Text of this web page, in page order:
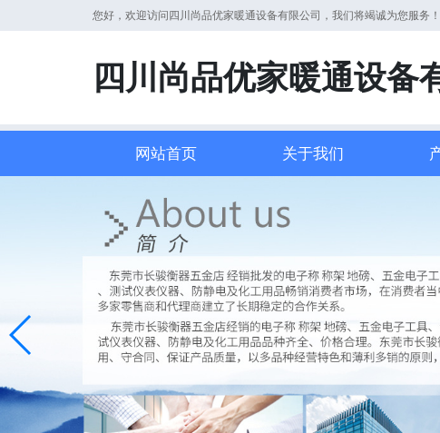
您好，欢迎访问四川尚品优家暖通设备有限公司，我们将竭诚为您服务！
四川尚品优家暖通设备
网站首页 关于我们